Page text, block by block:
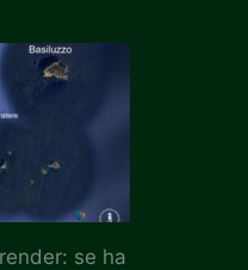
se ha